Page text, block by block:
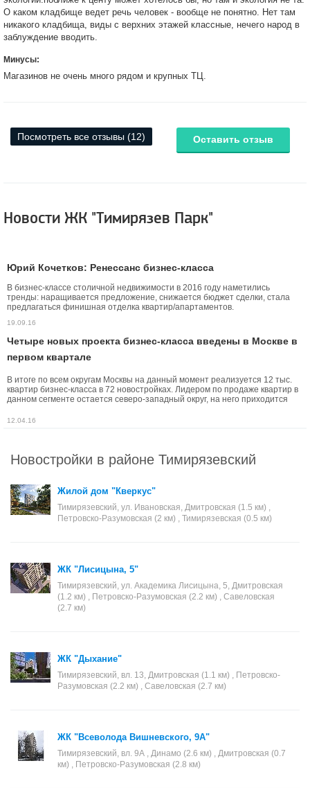
О каком кладбище ведет речь человек - вообще не понятно. Нет там
никакого кладбища, виды с верхних этажей классные, нечего народ в
заблуждение вводить.
Минусы:
Магазинов не очень много рядом и крупных ТЦ.
Посмотреть все отзывы (12) Оставить отзыв
Новости ЖК "Тимирязев Парк"
Юрий Кочетков: Ренессанс бизнес-класса
В бизнес-классе столичной недвижимости в 2016 году наметились
тренды: наращивается предложение, снижается бюджет сделки, стала
предлагаться финишная отделка квартир/апартаментов.
19.09.16
Четыре новых проекта бизнес-класса введены в Москве в
первом квартале
В итоге по всем округам Москвы на данный момент реализуется 12 тыс.
квартир бизнес-класса в 72 новостройках. Лидером по продаже квартир в
данном сегменте остается северо-западный округ, на него приходится
12.04.16
Новостройки в районе Тимирязевский
Жилой дом "Кверкус"
Тимирязевский, ул. Ивановская, Дмитровская (1.5 км) ,
Петровско-Разумовская (2 км) , Тимирязевская (0.5 км)
ЖК "Лисицына, 5"
Тимирязевский, ул. Академика Лисицына, 5, Дмитровская
(1.2 км) , Петровско-Разумовская (2.2 км) , Савеловская
(2.7 км)
ЖК "Дыхание"
Тимирязевский, вл. 13, Дмитровская (1.1 км) , Петровско-
Разумовская (2.2 км) , Савеловская (2.7 км)
ЖК "Всеволода Вишневского, 9А"
Тимирязевский, вл. 9А , Динамо (2.6 км) , Дмитровская (0.7
км) , Петровско-Разумовская (2.8 км)